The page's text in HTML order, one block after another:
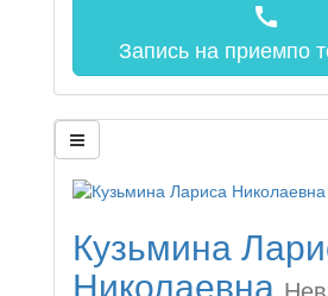
call
Запись на приемпо
Кузьмина
Николаевна